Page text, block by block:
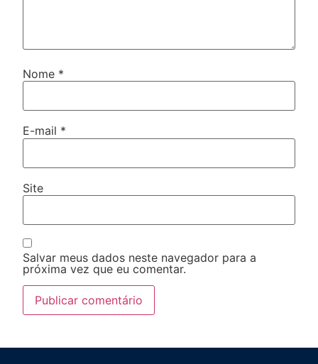
Nome *
E-mail *
Site
Salvar meus dados neste navegador para a
próxima vez que eu comentar.